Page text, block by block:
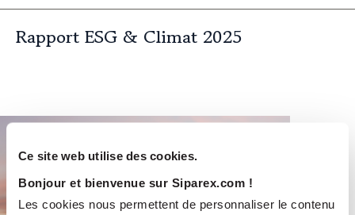
Ce site web utilise des cookies.
Bonjour et bienvenue sur Siparex.com !
Les cookies nous permettent de personnaliser le contenu
Rapport ESG & Climat 2025